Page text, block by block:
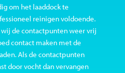
om het laaddock te
reinigen voldoende.
de contactpunten weer vrij
contact maken met de
Als de contactpunten
door vocht dan vervangen